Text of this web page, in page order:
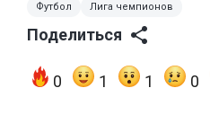
Футбол Лига чемпионов
Поделиться
0 1 1 0